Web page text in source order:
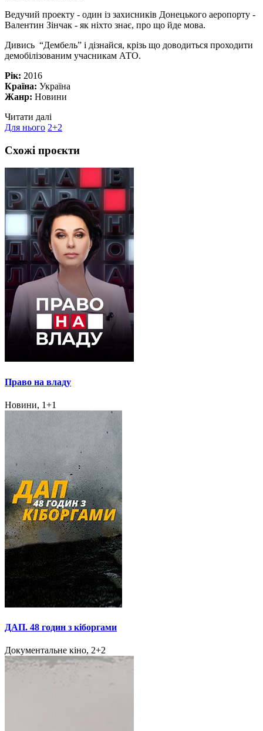
Ведучий проекту - один із захисників Донецького аеропорту -
Валентин Зінчак - як ніхто знає, про що йде мова.
Дивись “Дембель” і дізнайся, крізь що доводиться проходити
демобілізованим учасникам АТО.
Рік: 2016
Країна: Україна
Жанр: Новини
Читати далі
Для нього 2+2
Схожі проєкти
Право на владу
Новини, 1+1
ДАП. 48 годин з кіборгами
Документальне кіно, 2+2